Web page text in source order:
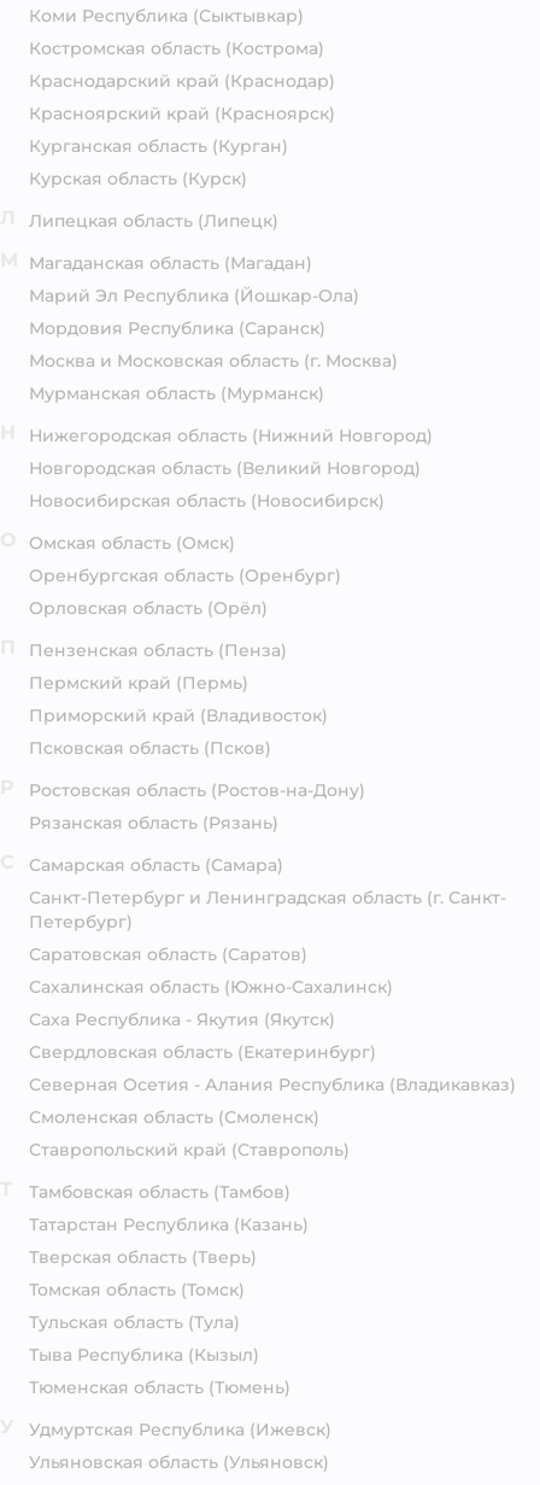
Коми Республика (Сыктывкар)
Костромская область (Кострома)
Краснодарский край (Краснодар)
Красноярский край (Красноярск)
Курганская область (Курган)
Курская область (Курск)
Липецкая область (Липецк)
Магаданская область (Магадан)
Марий Эл Республика (Йошкар-Ола)
Мордовия Республика (Саранск)
Москва и Московская область (г. Москва)
Мурманская область (Мурманск)
Нижегородская область (Нижний Новгород)
Новгородская область (Великий Новгород)
Новосибирская область (Новосибирск)
Омская область (Омск)
Оренбургская область (Оренбург)
Орловская область (Орёл)
Пензенская область (Пенза)
Пермский край (Пермь)
Приморский край (Владивосток)
Псковская область (Псков)
Ростовская область (Ростов-на-Дону)
Рязанская область (Рязань)
Самарская область (Самара)
Санкт-Петербург и Ленинградская область (г. Санкт-
Петербург)
Саратовская область (Саратов)
Сахалинская область (Южно-Сахалинск)
Саха Республика - Якутия (Якутск)
Свердловская область (Екатеринбург)
Северная Осетия - Алания Республика (Владикавказ)
Смоленская область (Смоленск)
Ставропольский край (Ставрополь)
Тамбовская область (Тамбов)
Татарстан Республика (Казань)
Тверская область (Тверь)
Томская область (Томск)
Тульская область (Тула)
Тыва Республика (Кызыл)
Тюменская область (Тюмень)
Удмуртская Республика (Ижевск)
Ульяновская область (Ульяновск)